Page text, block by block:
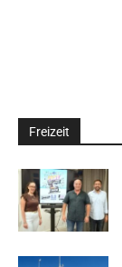
Freizeit